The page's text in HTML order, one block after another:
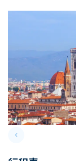
keyboard_arrow_leftPrevious slide